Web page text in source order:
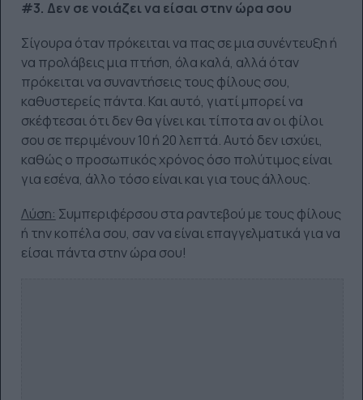
#3. Δεν σε νοιάζει να είσαι στην ώρα σου
Σίγουρα όταν πρόκειται να πας σε μια συνέντευξη ή
να προλάβεις μια πτήση, όλα καλά, αλλά όταν
πρόκειται να συναντήσεις τους φίλους σου,
καθυστερείς πάντα. Και αυτό, γιατί μπορεί να
σκέφτεσαι ότι δεν θα γίνει και τίποτα αν οι φίλοι
σου σε περιμένουν 10 ή 20 λεπτά. Αυτό δεν ισχύει,
καθώς ο προσωπικός χρόνος όσο πολύτιμος είναι
για εσένα, άλλο τόσο είναι και για τους άλλους.
Λύση: Συμπεριφέρσου στα ραντεβού με τους φίλους
ή την κοπέλα σου, σαν να είναι επαγγελματικά για να
είσαι πάντα στην ώρα σου!